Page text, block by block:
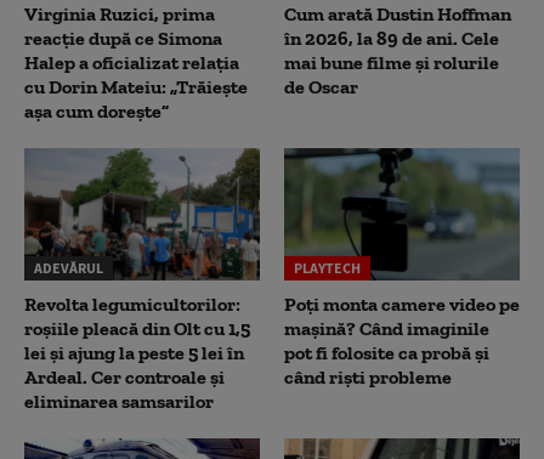
Virginia Ruzici, prima
reacție după ce Simona
Halep a oficializat relația
cu Dorin Mateiu: „Trăiește
așa cum dorește”
Cum arată Dustin Hoffman
în 2026, la 89 de ani. Cele
mai bune filme și rolurile
de Oscar
ADEVĂRUL
Revolta legumicultorilor:
roșiile pleacă din Olt cu 1,5
lei și ajung la peste 5 lei în
Ardeal. Cer controale și
eliminarea samsarilor
PLAYTECH
Poți monta camere video pe
mașină? Când imaginile
pot fi folosite ca probă și
când riști probleme